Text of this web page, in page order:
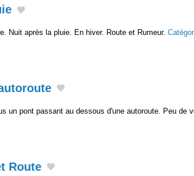
Nuit après la pluie. En hiver. Route et Rumeur.
un pont passant au dessous d'une autoroute. Peu de
Route